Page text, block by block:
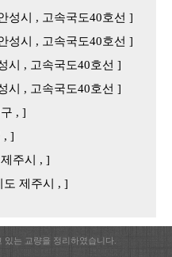
성시 , 고속국도40호선 ]
성시 , 고속국도40호선 ]
시 , 고속국도40호선 ]
시 , 고속국도40호선 ]
, ]
, ]
주시 , ]
도 제주시 , ]
는 교량을 정리하였습니다.